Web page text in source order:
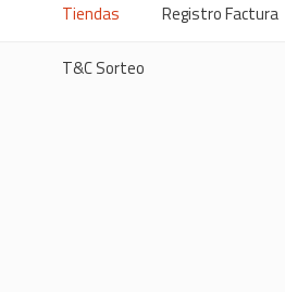
Tiendas Registro Factura
T&C Sorteo